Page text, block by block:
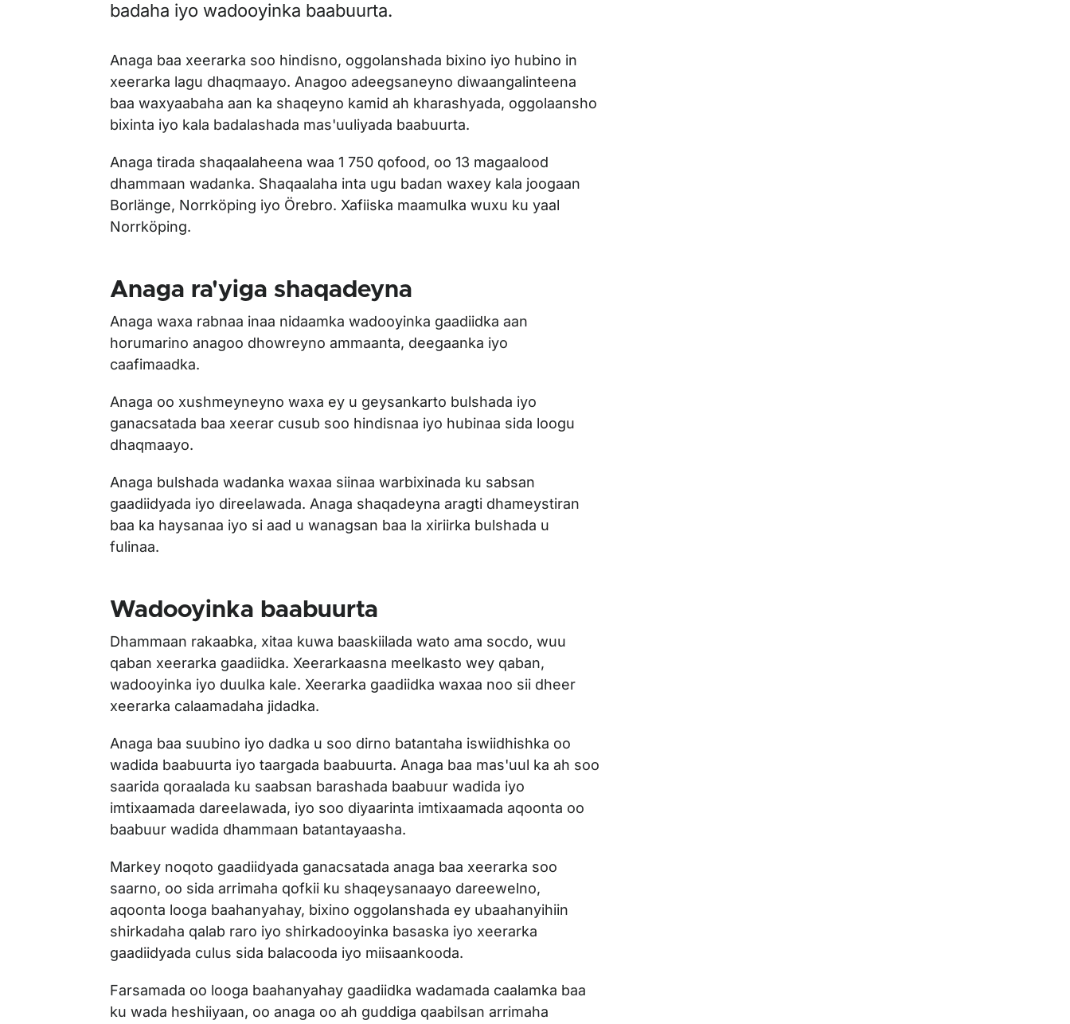
badaha iyo wadooyinka baabuurta.
Anaga baa xeerarka soo hindisno, oggolanshada bixino iyo hubino in
xeerarka lagu dhaqmaayo. Anagoo adeegsaneyno diwaangalinteena
baa waxyaabaha aan ka shaqeyno kamid ah kharashyada, oggolaansho
bixinta iyo kala badalashada mas'uuliyada baabuurta.
Anaga tirada shaqaalaheena waa 1 750 qofood, oo 13 magaalood
dhammaan wadanka. Shaqaalaha inta ugu badan waxey kala joogaan
Borlänge, Norrköping iyo Örebro. Xafiiska maamulka wuxu ku yaal
Norrköping.
Anaga ra'yiga shaqadeyna
Anaga waxa rabnaa inaa nidaamka wadooyinka gaadiidka aan
horumarino anagoo dhowreyno ammaanta, deegaanka iyo
caafimaadka.
Anaga oo xushmeyneyno waxa ey u geysankarto bulshada iyo
ganacsatada baa xeerar cusub soo hindisnaa iyo hubinaa sida loogu
dhaqmaayo.
Anaga bulshada wadanka waxaa siinaa warbixinada ku sabsan
gaadiidyada iyo direelawada. Anaga shaqadeyna aragti dhameystiran
baa ka haysanaa iyo si aad u wanagsan baa la xiriirka bulshada u
fulinaa.
Wadooyinka baabuurta
Dhammaan rakaabka, xitaa kuwa baaskiilada wato ama socdo, wuu
qaban xeerarka gaadiidka. Xeerarkaasna meelkasto wey qaban,
wadooyinka iyo duulka kale. Xeerarka gaadiidka waxaa noo sii dheer
xeerarka calaamadaha jidadka.
Anaga baa suubino iyo dadka u soo dirno batantaha iswiidhishka oo
wadida baabuurta iyo taargada baabuurta. Anaga baa mas'uul ka ah soo
saarida qoraalada ku saabsan barashada baabuur wadida iyo
imtixaamada dareelawada, iyo soo diyaarinta imtixaamada aqoonta oo
baabuur wadida dhammaan batantayaasha.
Markey noqoto gaadiidyada ganacsatada anaga baa xeerarka soo
saarno, oo sida arrimaha qofkii ku shaqeysanaayo dareewelno,
aqoonta looga baahanyahay, bixino oggolanshada ey ubaahanyihiin
shirkadaha qalab raro iyo shirkadooyinka basaska iyo xeerarka
gaadiidyada culus sida balacooda iyo miisaankooda.
Farsamada oo looga baahanyahay gaadiidka wadamada caalamka baa
ku wada heshiiyaan, oo anaga oo ah guddiga qaabilsan arrimaha